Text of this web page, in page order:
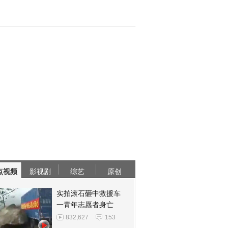
视频 影视剧 综艺 原创
实拍滚石砸中救援车
一青年志愿者身亡
832,627 153